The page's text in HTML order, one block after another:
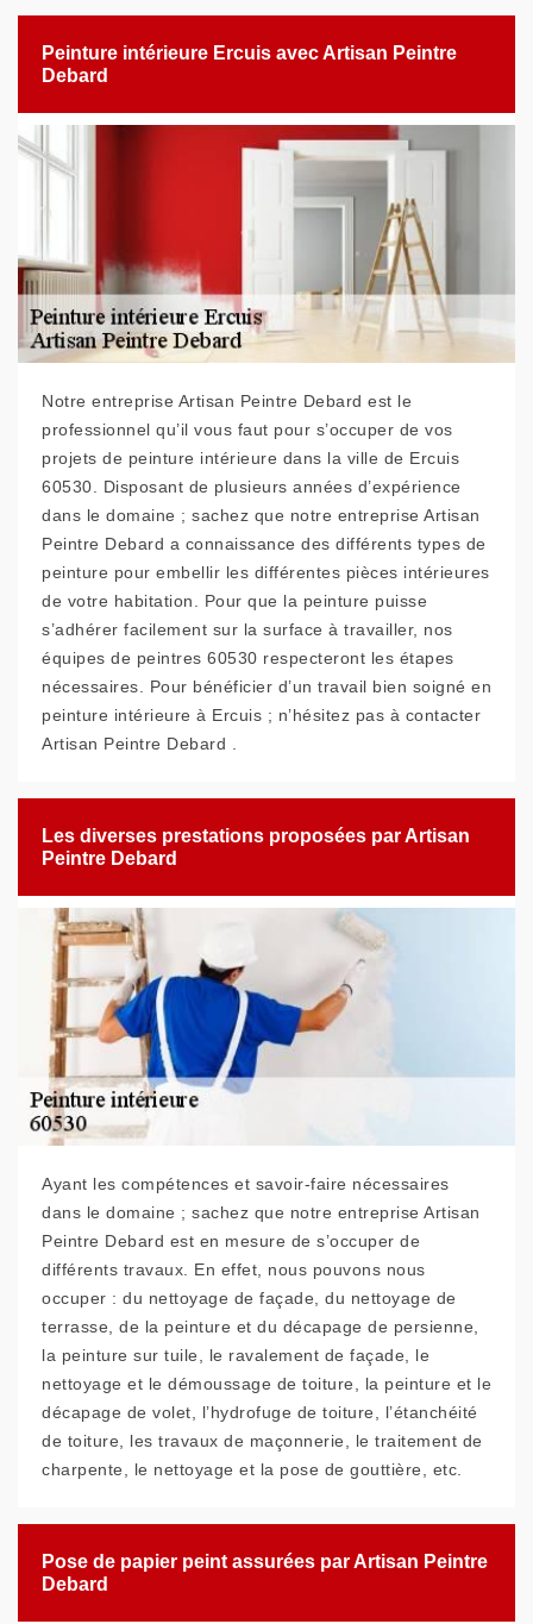
Peinture intérieure Ercuis avec Artisan Peintre
Debard
Notre entreprise Artisan Peintre Debard est le
professionnel qu’il vous faut pour s’occuper de vos
projets de peinture intérieure dans la ville de Ercuis
60530. Disposant de plusieurs années d’expérience
dans le domaine ; sachez que notre entreprise Artisan
Peintre Debard a connaissance des différents types de
peinture pour embellir les différentes pièces intérieures
de votre habitation. Pour que la peinture puisse
s’adhérer facilement sur la surface à travailler, nos
équipes de peintres 60530 respecteront les étapes
nécessaires. Pour bénéficier d’un travail bien soigné en
peinture intérieure à Ercuis ; n’hésitez pas à contacter
Artisan Peintre Debard .
Les diverses prestations proposées par Artisan
Peintre Debard
Ayant les compétences et savoir-faire nécessaires
dans le domaine ; sachez que notre entreprise Artisan
Peintre Debard est en mesure de s’occuper de
différents travaux. En effet, nous pouvons nous
occuper : du nettoyage de façade, du nettoyage de
terrasse, de la peinture et du décapage de persienne,
la peinture sur tuile, le ravalement de façade, le
nettoyage et le démoussage de toiture, la peinture et le
décapage de volet, l’hydrofuge de toiture, l’étanchéité
de toiture, les travaux de maçonnerie, le traitement de
charpente, le nettoyage et la pose de gouttière, etc.
Pose de papier peint assurées par Artisan Peintre
Debard